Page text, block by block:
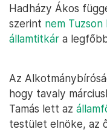
Hadházy Ákos
szerint nem
államtitkár a
Az
hogy tavaly
Tamás lett az
testület elnöke, az